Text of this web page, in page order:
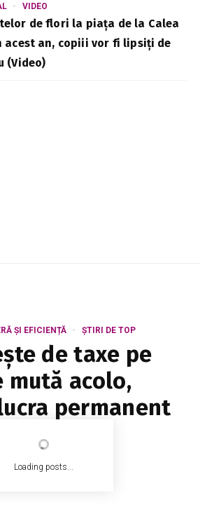
Loading posts...
VIDEO
de flori la piața de la Calea
acest an, copiii vor fi lipsiți de
(Video)
ȘI EFICIENȚĂ ȘTIRI DE TOP
de taxe pe
mută acolo,
permanent